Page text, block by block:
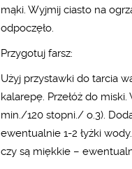
mąki. Wyjmij ciasto na
odpoczęło.
Przygotuj farsz:
Użyj przystawki do tarcia
kalarepę. Przełóż do
min./120 stopni./ o.3).
ewentualnie 1-2 łyżki
czy są miękkie –